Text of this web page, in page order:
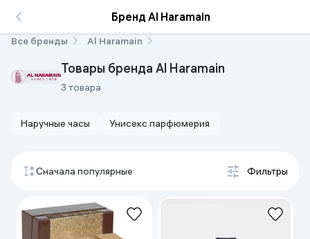
Бренд Al Haramain
Все бренды Al Haramain
Товары бренда Al Haramain
3 товара
Наручные часы Унисекс парфюмерия
Сначала популярные Фильтры